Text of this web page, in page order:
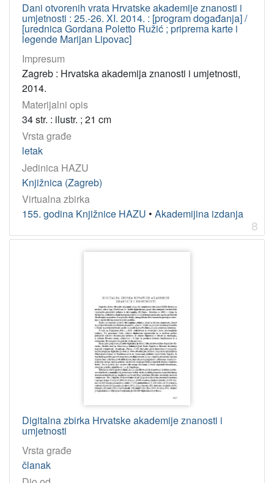
Dani otvorenih vrata Hrvatske akademije znanosti i
umjetnosti : 25.-26. XI. 2014. : [program događanja] /
[urednica Gordana Poletto Ružić ; priprema karte i
legende Marijan Lipovac]
Impresum
Zagreb : Hrvatska akademija znanosti i umjetnosti,
2014.
Materijalni opis
34 str. : ilustr. ; 21 cm
Vrsta građe
letak
Jedinica HAZU
Knjižnica (Zagreb)
Virtualna zbirka
155. godina Knjižnice HAZU • Akademijina izdanja
8
Digitalna zbirka Hrvatske akademije znanosti i
umjetnosti
Vrsta građe
članak